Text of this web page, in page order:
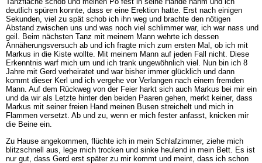
deutlich spüren konnte, dass er eine Erektion hatte. Erst nach einigen
Sekunden, viel zu spät schob ich ihn weg und brachte den nötigen
Abstand zwischen uns und was noch viel schlimmer war, ich war nass und
geil. Beim nächsten Tanz mit meinem Mann wehrte ich dessen
Annäherungsversuch ab und ich fragte mich zum ersten Mal, ob ich mit
Markus in die Kiste wollte. Mit meinem Mann auf jeden Fall nicht. Diese
Erkenntnis warf mich um und ich trank ungewöhnlich viel. Nun bin ich 8
Jahre mit Gerd verheiratet und war bisher immer glücklich und dann
kommt dieser Kerl und ich vergehe vor Verlangen nach einem fremden
Mann. Auf dem Rückweg von der Feier harkt sich auch Markus bei mir ein
und da wir als Letzte hinter den beiden Paaren gehen, merkt keiner, dass
Markus mit seiner freien Hand meinen Busen streichelt und mich in
Flammen versetzt. Ab und zu, wenn er mich fester anfasst, knicken mir
die Beine ein.
Zu Hause angekommen, flüchte ich in mein Schlafzimmer, ziehe mich
blitzschnell aus, lege mich trocken und sinke heulend in mein Bett. Es ist
nur gut, dass Gerd erst später zu mir kommt und meint, dass ich schon